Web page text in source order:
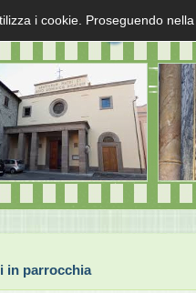
in parrocchia
i cookie. Proseguendo